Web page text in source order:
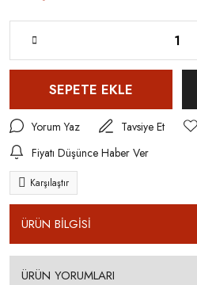
SEPETE EKLE
Yorum Yaz
Tavsiye Et
Fiyatı Düşünce Haber Ver
Karşılaştır
ÜRÜN BİLGİSİ
ÜRÜN YORUMLARI